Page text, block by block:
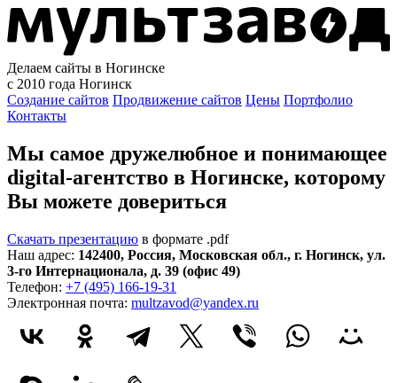
Делаем сайты в Ногинске
с 2010 года Ногинск
Создание сайтов Продвижение сайтов Цены Портфолио
Контакты
Мы самое дружелюбное и понимающее
digital-агентство в Ногинске, которому
Вы можете довериться
Скачать презентацию в формате .pdf
Наш адрес: 142400, Россия, Московская обл., г. Ногинск, ул.
3-го Интернационала, д. 39 (офис 49)
Телефон: +7 (495) 166-19-31
Электронная почта: multzavod@yandex.ru